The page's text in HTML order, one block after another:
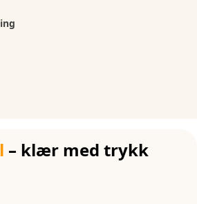
– klær med trykk